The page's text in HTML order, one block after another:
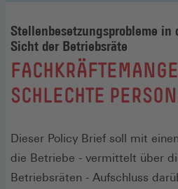
Stellenbesetzungsprobleme in
Sicht der Betriebsräte
:
SCHLECHTE
Dieser Policy Brief soll mit
die Betriebe - vermittelt über
Betriebsräten - Aufschluss